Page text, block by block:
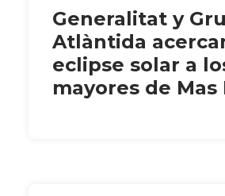
Generalitat y
Atlàntida
eclipse solar a
mayores de Mas